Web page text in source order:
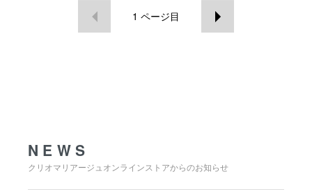
1 ページ目
NEWS
クリオマリアージュオンラインストアからのお知らせ